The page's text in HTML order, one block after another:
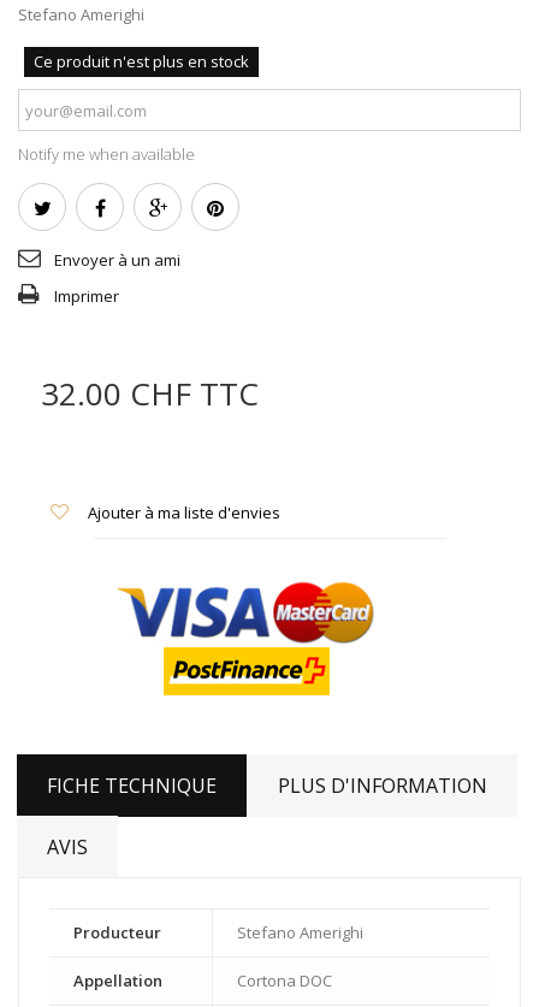
Stefano Amerighi
Ce produit n'est plus en stock
Notify me when available
Envoyer à un ami
Imprimer
32.00 CHF TTC
Ajouter à ma liste d'envies
FICHE TECHNIQUE PLUS D'INFORMATION
AVIS
Producteur Stefano Amerighi
Appellation Cortona DOC